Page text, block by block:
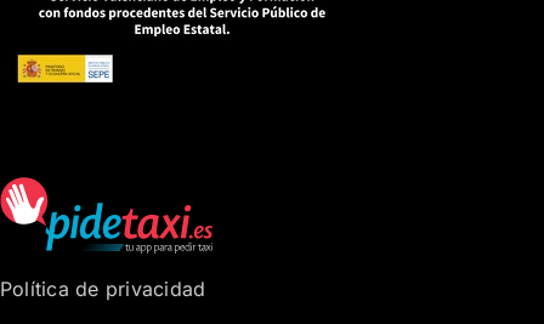
Política de privacidad